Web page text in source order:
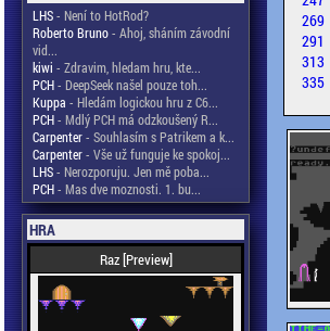
LHS- Není to HotRod?
Roberto Bruno- Ahoj, sháním závodní
vid...
kiwi - Zdravim, hledam hru, kte...
PCH- DeepSeek našel pouze toh...
Kuppa - Hledám logickou hru z C6...
PCH- Mdlý PCH má odzkoušený R...
Carpenter- Souhlasím s Patrikem a k...
Carpenter- Vše už funguje ke spokoj...
LHS- Nerozporuju. Jen mě poba...
PCH- Mas dve moznosti. 1. bu...
HRA
Raz [Preview]
269
291
313
335